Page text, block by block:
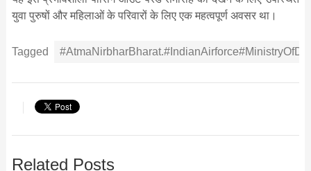
युवा पुरुषों और महिलाओं के परिवारों के लिए एक महत्वपूर्ण अवसर था।
Tagged
Related Posts